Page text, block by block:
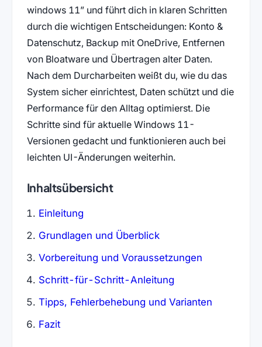
windows 11” und führt dich in klaren Schritten
durch die wichtigen Entscheidungen: Konto &
Datenschutz, Backup mit OneDrive, Entfernen
von Bloatware und Übertragen alter Daten.
Nach dem Durcharbeiten weißt du, wie du das
System sicher einrichtest, Daten schützt und die
Performance für den Alltag optimierst. Die
Schritte sind für aktuelle Windows 11-
Versionen gedacht und funktionieren auch bei
leichten UI-Änderungen weiterhin.
Inhaltsübersicht
Einleitung
Grundlagen und Überblick
Vorbereitung und Voraussetzungen
Schritt-für-Schritt-Anleitung
Tipps, Fehlerbehebung und Varianten
Fazit